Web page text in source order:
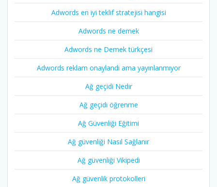
Adwords en iyi teklif stratejisi hangisi
Adwords ne demek
Adwords ne Demek türkçesi
Adwords reklam onaylandi ama yayınlanmıyor
Ağ geçidi Nedir
Ağ geçidi öğrenme
Ağ Güvenliği Eğitimi
Ağ güvenliği Nasıl Sağlanır
Ağ güvenliği Vikipedi
Ağ güvenlik protokolleri